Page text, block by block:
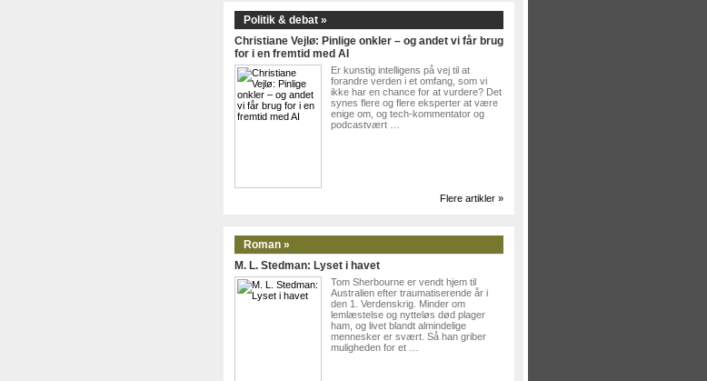
Politik & debat »
Christiane Vejlø: Pinlige onkler – og andet vi får brug
for i en fremtid med AI
Er kunstig intelligens på vej til at
forandre verden i et omfang, som vi
ikke har en chance for at vurdere? Det
synes flere og flere eksperter at være
enige om, og tech-kommentator og
podcastvært …
Flere artikler »
Roman »
M. L. Stedman: Lyset i havet
Tom Sherbourne er vendt hjem til
Australien efter traumatiserende år i
den 1. Verdenskrig. Minder om
lemlæstelse og nytteløs død plager
ham, og livet blandt almindelige
mennesker er svært. Så han griber
muligheden for et …